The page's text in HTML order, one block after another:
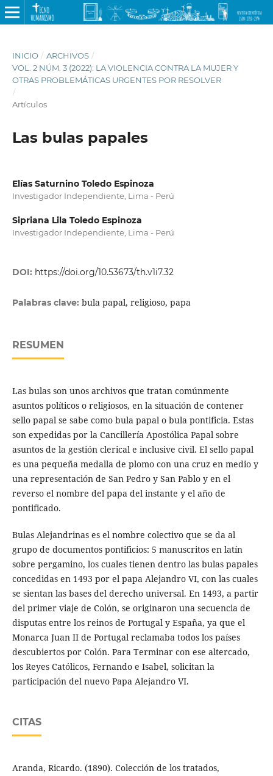
INICIO / ARCHIVOS /
VOL. 2 NÚM. 3 (2022): LA VIOLENCIA CONTRA LA MUJER Y
OTRAS PROBLEMÁTICAS URGENTES POR RESOLVER
/
Artículos
Las bulas papales
Elías Saturnino Toledo Espinoza
Investigador Independiente, Lima - Perú
Sipriana Lila Toledo Espinoza
Investigador Independiente, Lima - Perú
DOI: https://doi.org/10.53673/th.v1i7.32
Palabras clave: bula papal, religioso, papa
RESUMEN
Las bulas son unos archivos que tratan comúnmente
asuntos políticos o religiosos, en la situación de contener
sello papal se sabe como bula papal o bula pontificia. Estas
son expedidas por la Cancillería Apostólica Papal sobre
asuntos de la gestión clerical e inclusive civil. El sello papal
es una pequeña medalla de plomo con una cruz en medio y
una representación de San Pedro y San Pablo y en el
reverso el nombre del papa del instante y el año de
pontificado.
Bulas Alejandrinas es el nombre colectivo que se da al
grupo de documentos pontificios: 5 manuscritos en latín
sobre pergamino, los cuales tienen dentro las bulas papales
concedidas en 1493 por el papa Alejandro VI, con las cuales
se sientan las bases del derecho universal. En 1493, a partir
del primer viaje de Colón, se originaron una secuencia de
disputas entre los reinos de Portugal y España, ya que el
Monarca Juan II de Portugal reclamaba todos los países
descubiertos por Colón. Para Terminar con ese altercado,
los Reyes Católicos, Fernando e Isabel, solicitan la
participación del nuevo Papa Alejandro VI.
CITAS
Aranda, Ricardo. (1890). Colección de los tratados,